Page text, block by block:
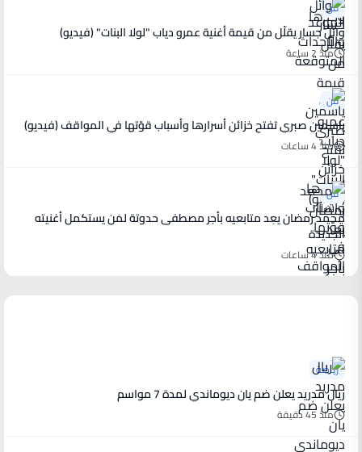
فن
وائل جسار يقلّل من قيمة أغنية عمرو دياب "لولا البنات" (فيديو)
منذ 2 ساعة
فن
ياسمين صبري تفتح خزائن أسرارها وأسباب قوّتها في المواقف (فيديو)
منذ 4 ساعات
فن
محمد رمضان يعِد متابعيه بأجر مصطفى حدوتة لمَن يستكمل أغنيته
الجديدة
منذ 4 ساعات
رياضة
ريال مدريد يعلن ضم يان ديوماندي لمدة 7 مواسم
منذ 45 دقيقة